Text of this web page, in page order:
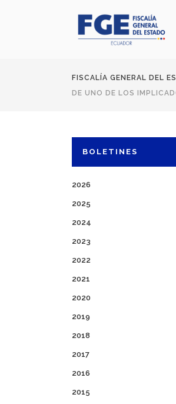
FISCALÍA GENERAL DEL
DE UNO DE LOS
BOLETINES
2026
2025
2024
2023
2022
2021
2020
2019
2018
2017
2016
2015